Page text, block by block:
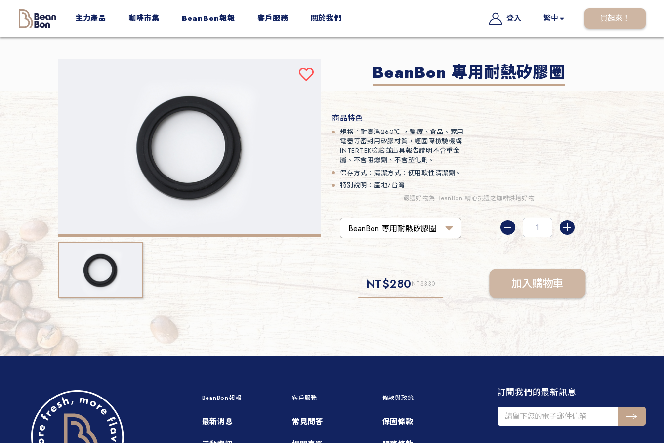
買起來！
繁中
登入
主力產品 咖啡市集 BeanBon報報 客戶服務 關於我們
BeanBon 專用耐熱矽膠圈
商品特色
規格：耐高溫260℃ ，醫療、食品、家用
電器等密封用矽膠材質，經國際檢驗機構
INTERTEK檢驗並出具報告證明不含重金
屬、不含阻燃劑、不含塑化劑。
保存方式：清潔方式：使用軟性清潔劑。
特別說明：產地/台灣
－ 嚴選好物為 BeanBon 精心挑選之咖啡烘培好物 －
NT$280NT$330 加入購物車
BeanBon報報
最新消息
客戶服務
常見問答
條款與政策
保固條款
訂閱我們的最新訊息